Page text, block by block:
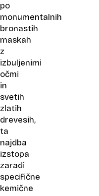
po
monumentalnih
bronastih
maskah
z
izbuljenimi
očmi
in
svetih
zlatih
drevesih,
ta
najdba
izstopa
zaradi
specifične
kemične